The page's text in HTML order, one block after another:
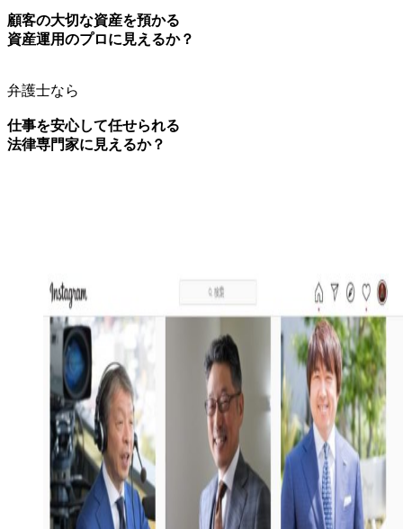
顧客の大切な資産を預かる
資産運用のプロに見えるか？
弁護士なら
仕事を安心して任せられる
法律専門家に見えるか？